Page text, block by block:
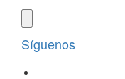
Síguenos